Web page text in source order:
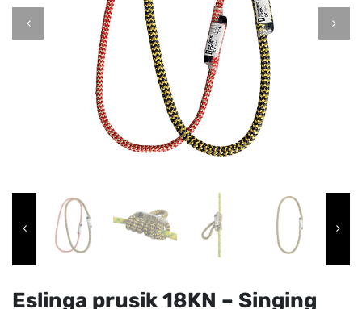
Eslinga prusik 18KN – Singing